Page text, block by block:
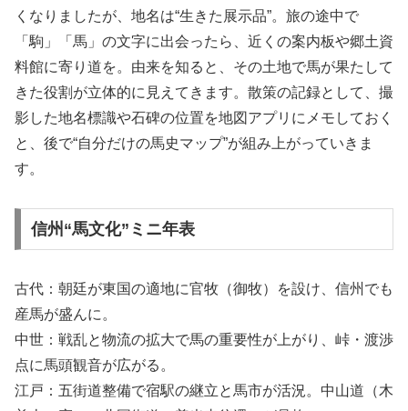
くなりましたが、地名は“生きた展示品”。旅の途中で
「駒」「馬」の文字に出会ったら、近くの案内板や郷土資
料館に寄り道を。由来を知ると、その土地で馬が果たして
きた役割が立体的に見えてきます。散策の記録として、撮
影した地名標識や石碑の位置を地図アプリにメモしておく
と、後で“自分だけの馬史マップ”が組み上がっていきま
す。
信州“馬文化”ミニ年表
古代：朝廷が東国の適地に官牧（御牧）を設け、信州でも
産馬が盛んに。
中世：戦乱と物流の拡大で馬の重要性が上がり、峠・渡渉
点に馬頭観音が広がる。
江戸：五街道整備で宿駅の継立と馬市が活況。中山道（木